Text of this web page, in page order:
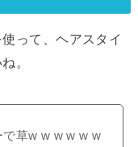
って、ヘアスタイ
。
で草w w w w w w